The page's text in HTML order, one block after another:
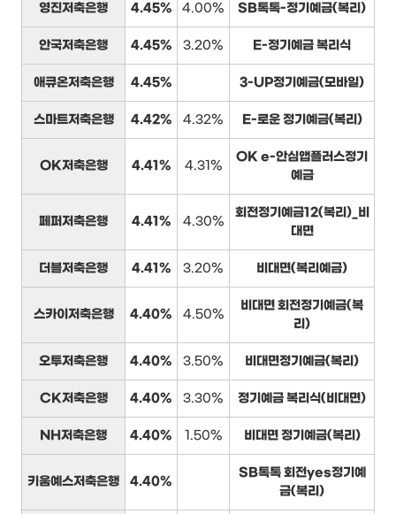
영진저축은행 4.45% 4.00% SB톡톡-정기예금(복리)
안국저축은행 4.45% 3.20% E-정기예금 복리식
애큐온저축은행 4.45% 3-UP정기예금(모바일)
스마트저축은행 4.42% 4.32% E-로운 정기예금(복리)
OK저축은행 4.41% 4.31%
OK e-안심앱플러스정기
예금
페퍼저축은행 4.41% 4.30%
회전정기예금12(복리)_비
대면
더블저축은행 4.41% 3.20% 비대면(복리예금)
스카이저축은행 4.40% 4.50%
비대면 회전정기예금(복
리)
오투저축은행 4.40% 3.50% 비대면정기예금(복리)
CK저축은행 4.40% 3.30% 정기예금 복리식(비대면)
NH저축은행 4.40% 1.50% 비대면 정기예금(복리)
키움예스저축은행 4.40%
SB톡톡 회전yes정기예
금(복리)